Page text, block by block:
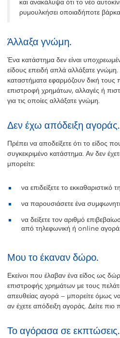
και ανακάλυψα ότι το νέο
ρυμουλκήσει οποιαδήποτε
Άλλαξα γνώμη.
Ένα κατάστημα δεν είναι
είδους επειδή απλά αλλάξατε
καταστήματα εφαρμόζουν δική τους
επιστροφή χρημάτων, αλλαγές ή
για τις οποίες αλλάξατε γνώμη.
Δεν έχω απόδειξη αγοράς.
Πρέπει να αποδείξετε ότι το είδος
συγκεκριμένο κατάστημα. Αν δεν
μπορείτε:
να επιδείξετε το εκκαθαριστικό
να παρουσιάσετε ένα
να δείξετε τον αριθμό
από τηλεφωνική ή online αγορά.
Μου το έκαναν δώρο.
Εκείνοι που έλαβαν ένα είδος ως
επιστροφής χρημάτων με τους
απευθείας αγορά – μπορείτε όμως
αν έχετε απόδειξη αγοράς. Δείτε πιο
Το αγόρασα σε εκπτώσεις.